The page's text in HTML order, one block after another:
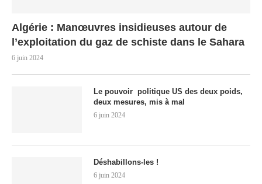
Algérie : Manœuvres insidieuses autour de
l’exploitation du gaz de schiste dans le Sahara
6 juin 2024
Le pouvoir politique US des deux poids,
deux mesures, mis à mal
6 juin 2024
Déshabillons-les !
6 juin 2024